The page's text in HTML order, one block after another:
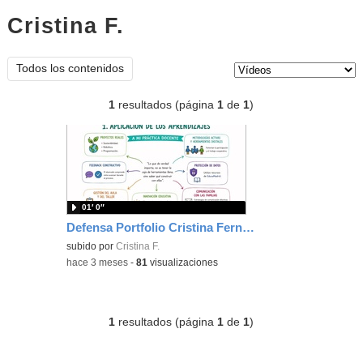
Cristina F.
Todos los contenidos
1 resultados (página1 de1)
Defensa Portfolio Cristina Fernández
subido porCristina F.
01′ 0″
-hace 3 meses -81 visualizaciones
1 resultados (página 1 de 1)